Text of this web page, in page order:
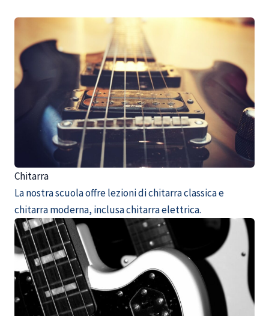
Chitarra
La nostra scuola offre lezioni di chitarra classica e
chitarra moderna, inclusa chitarra elettrica.